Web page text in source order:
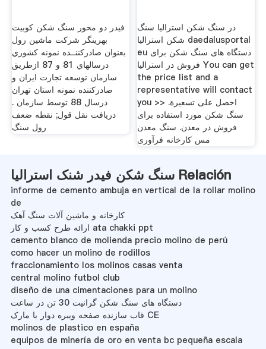
فیدر دو محور سنگ شکن کوبیت
بهرینگر شركت ماشین رول
بعنوان صادركننــده نمونه كشوري
درسالهاي 81 و 87 ازطريق
سازمان توسعه تجارت ايران و
صادركننده نمونه استان تهران
درسال 88 توسط سازمان .
دریافت نقل قول; نقطه ضعف
رول سنگ
در سنگ شکن استرالیا سنگ
شکن استرالیا daedalusportal
eu دستگاه های سنگ شکن برای
فروش در استرالیا You can get
the price list and a
representative will contact
you >> احصل على تسعيرة.
سنگ شکن مورد استفاده برای
فروش در معدن. سنگ معدن
مس کارخانه فرآوری
سنگ شکن فیدر شنک استرالیا Relación
informe de cemento ambuja en vertical de la rollar molino
de
کارخانه و ماشین آلات سنگ آهک
ارائه طرح کسب و کار ata chakki ppt
cemento blanco de molienda precio molino de perú
como hacer un molino de rodillos
fraccionamiento los molinos casas venta
central molino futbol club
diseño de una cimentaciones para un molino
دستگاه های سنگ شکن گرانیت 30 تن در ساعت
قاب سازنده صفحه ویبره دوار با مارک CE
molinos de plastico en españa
equipos de minería de oro en venta bc pequeña escala